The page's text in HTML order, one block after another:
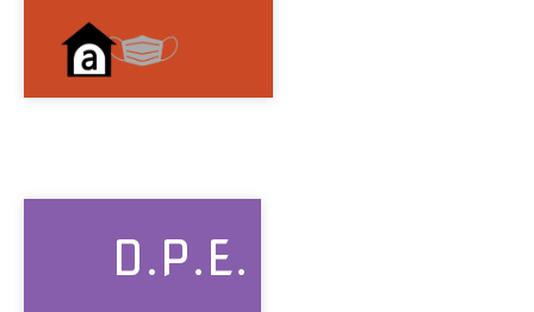
D.P.E.